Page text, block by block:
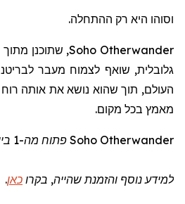
וסוהו היא רק ההתחלה.
Otherwander
Soho, שתוכנן
גלובלית, שואף לצמוח מעבר
העולם, תוך שהוא נושא את אותה רוח
מאמץ בכל מקום.
Otherwander
Soho פתוח מה-1 ביוני 2026.
למידע נוסף והזמנת שהייה, בקרו כאן.